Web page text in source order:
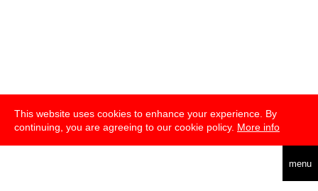
This website uses cookies to enhance your experience. By
continuing, you are agreeing to our cookie policy. More info
menu